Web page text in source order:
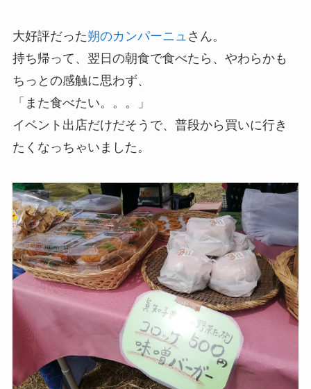
大好評だった朔のカンパーニュ さん。
持ち帰って、翌日の朝食で食べたら、やわらかも
ちっとの感触に思わず、
「また食べたい。。。」
イベント出店だけだそうで、普段から買いに行き
たくなっちゃいました。